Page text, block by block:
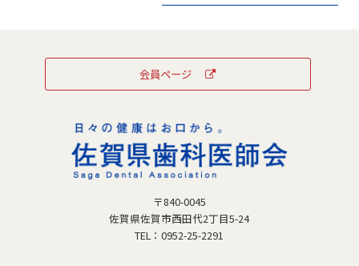
会員ページ
〒840-0045
佐賀県佐賀市西田代2丁目5-24
TEL：0952-25-2291